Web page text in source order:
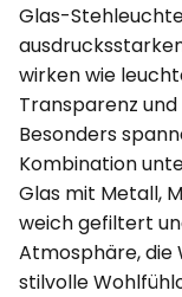
Glas-
wirken wie
Transparenz und
Besonders
Kombination
Glas mit Metall,
weich gefiltert
Atmosphäre, die
stilvolle